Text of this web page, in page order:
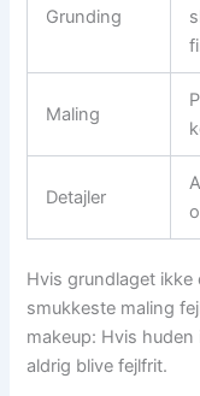
Grunding
Maling
Detajler
Hvis grundlaget
smukkeste maling
makeup: Hvis
aldrig blive fejlfrit.